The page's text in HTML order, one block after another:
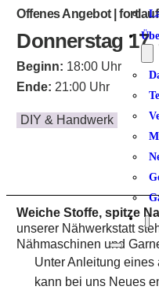
Offenes Angebot |
Donnerstag
Beginn: 18:00 Uhr
Ende: 21:00 Uhr
DIY & Handwerk
Weiche Stoffe, spitze
unserer Nähwerkstatt
Nähmaschinen und
Unter Anleitung
kann bei uns Neues